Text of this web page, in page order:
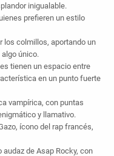
inigualable.
prefieren un estilo
los colmillos, aportando un
único.
tienen un espacio entre
en un punto fuerte
vampírica, con puntas
y llamativo.
ícono del rap francés,
de Asap Rocky, con